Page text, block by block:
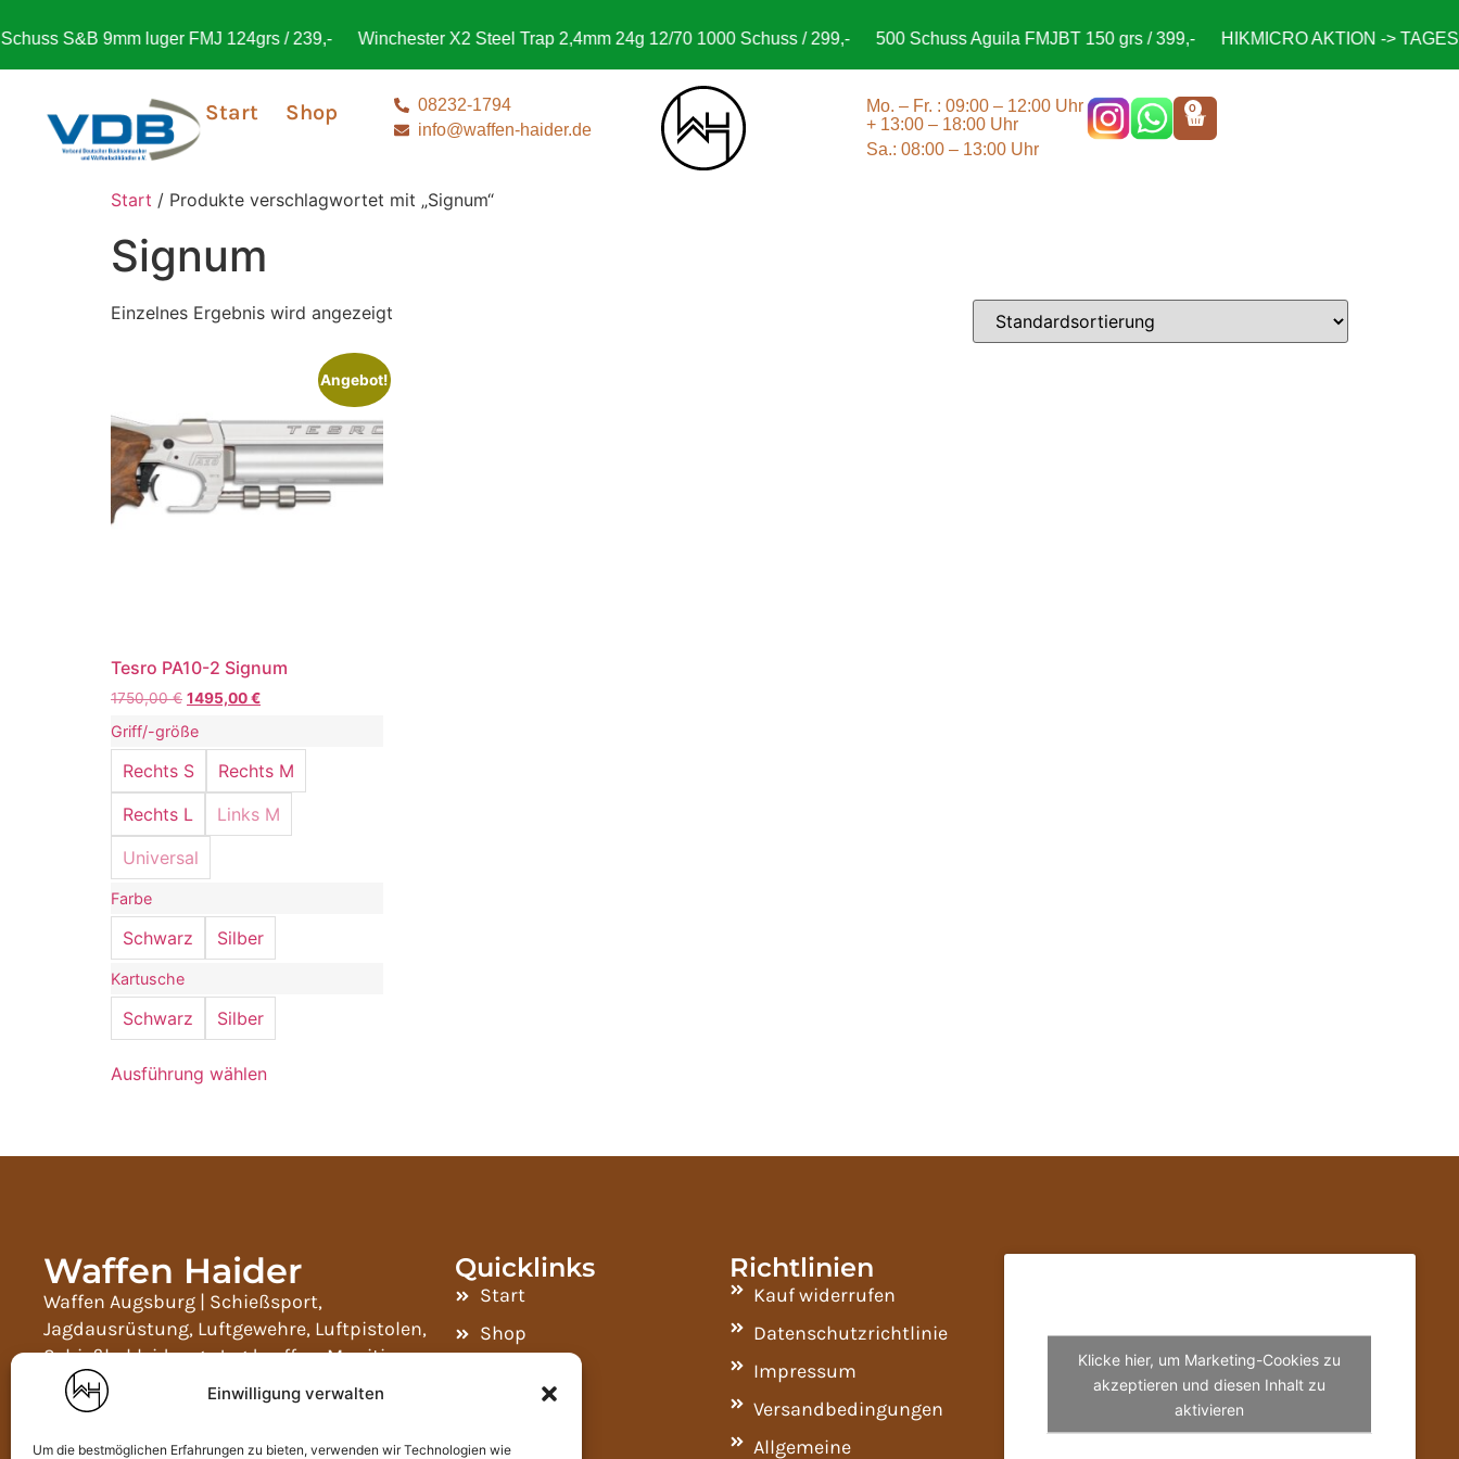
Einwilligung verwalten
Um die bestmöglichen Erfahrungen zu bieten, verwenden wir Technologien wie
S&B 9mm luger FMJ 124grs / 239,- Winchester X2 Steel Trap 2,4mm 24g 12/70 1000 Schuss / 299,- 500 Schuss Aguila FMJBT 150 grs / 399,- HIKMICRO AKTION ->
Start Shop
08232-1794
info@waffen-haider.de
Mo. – Fr. : 09:00 – 12:00 Uhr
+ 13:00 – 18:00 Uhr
Sa.: 08:00 – 13:00 Uhr
0
Start / Produkte verschlagwortet mit „Signum“
Signum
Einzelnes Ergebnis wird angezeigt
Angebot!
Tesro PA10-2 Signum
1750,00€ 1495,00€
Griff/-größe
Rechts S
Rechts M
Rechts L
Links M
Universal
Farbe
Schwarz Silber
Kartusche
Schwarz Silber
Ausführung wählen
Waffen Haider
Waffen Augsburg | Schießsport,
Jagdausrüstung, Luftgewehre, Luftpistolen,
Schießbekleidung, Jagdwaffen, Munition,
Zielfernrohre, Wärmebildgeräte, Ferngläser,
Widerladeartikel, NC- und SP-Pulver und
Quicklinks
Start
Shop
Geschäft
Richtlinien
Kauf widerrufen
Datenschutzrichtlinie
Impressum
Versandbedingungen
Allgemeine
Klicke hier, um Marketing-Cookies zu
akzeptieren und diesen Inhalt zu
aktivieren